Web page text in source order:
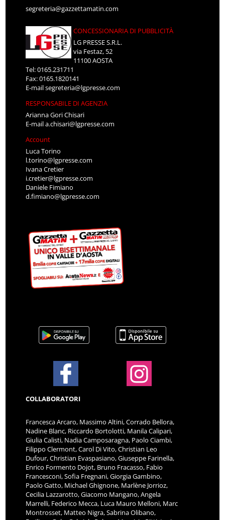
segreteria@gazzettamatin.com
CONCESSIONARIA DI PUBBLICITÀ
LG PRESSE S.R.L.
via Festaz, 52
11100 AOSTA
Tel: 0165.231711
Fax: 0165.1820141
E-mailsegreteria@lgpresse.com
RESPONSABILE DI AGENZIA
Arianna Gori Chisari
E-maila.chisari@lgpresse.com
Account
Luca Torino
l.torino@lgpresse.com
Ivana Cretier
i.cretier@lgpresse.com
Daniele Fimiano
d.fimiano@lgpresse.com
COLLABORATORI
Francesca Arcaro, Massimo Altini, Corrado Bellora,
Nadine Blanc, Riccardo Bortolotti, Manila Calipari,
Giulia Calisti, Nadia Camposaragna, Paolo Ciambi,
Filippo Clermont, Carol Di Vito, Christian Leo
Dufour, Christian Evaspasiano, Giuseppe Farinella,
Enrico Formento Dojot, Bruno Fracasso, Fabio
Francesconi, Sofia Fregnani, Giorgia Gambino,
Paolo Gatto, Michael Ghignone, Marlène Jorrioz,
Cecilia Lazzarotto, Giacomo Mangano, Angela
Marrelli, Federico Mecca, Luca Mauro Melloni, Marc
Montrosset, Matteo Nigra, Sabrina Olibano,